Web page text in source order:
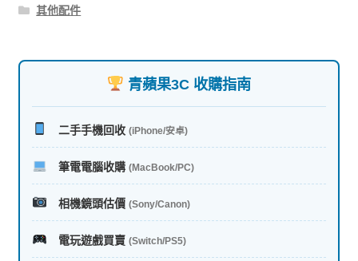
其他配件
青蘋果3C 收購指南
二手手機回收 (iPhone/安卓)
筆電電腦收購 (MacBook/PC)
相機鏡頭估價 (Sony/Canon)
電玩遊戲買賣 (Switch/PS5)